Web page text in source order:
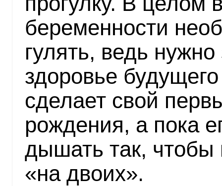
беременности
гулять, ведь нужно
здоровье
сделает свой
рождения, а пока
дышать так, чтобы
«на двоих».